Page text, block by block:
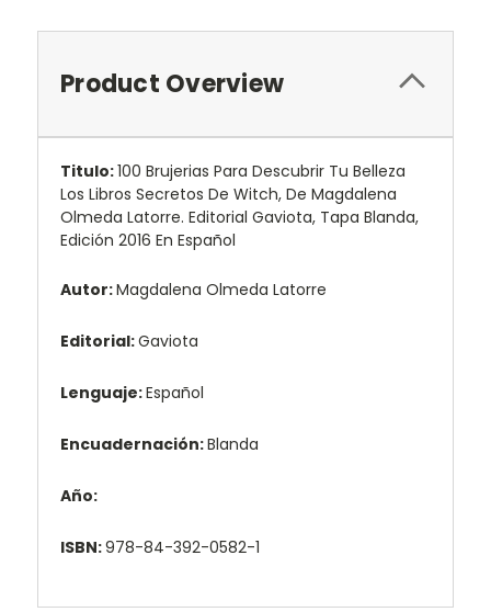
Product Overview
Titulo:100 Brujerias Para Descubrir Tu Belleza
Los Libros Secretos De Witch, De Magdalena
Olmeda Latorre. Editorial Gaviota, Tapa Blanda,
Edición 2016 En Español
Autor:Magdalena Olmeda Latorre
Editorial:Gaviota
Lenguaje:Español
Encuadernación:Blanda
Año:
ISBN:978-84-392-0582-1